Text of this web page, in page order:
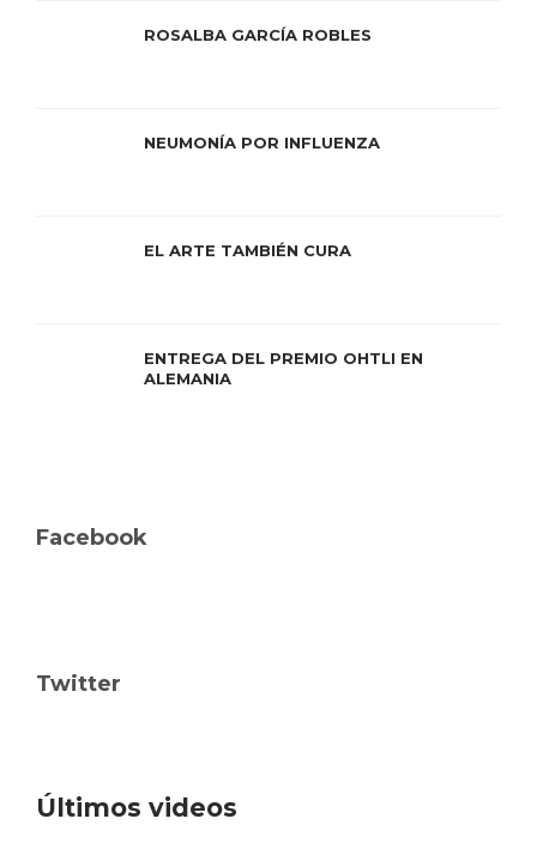
ROSALBA GARCÍA ROBLES
NEUMONÍA POR INFLUENZA
EL ARTE TAMBIÉN CURA
ENTREGA DEL PREMIO OHTLI EN
ALEMANIA
Facebook
Twitter
Últimos videos